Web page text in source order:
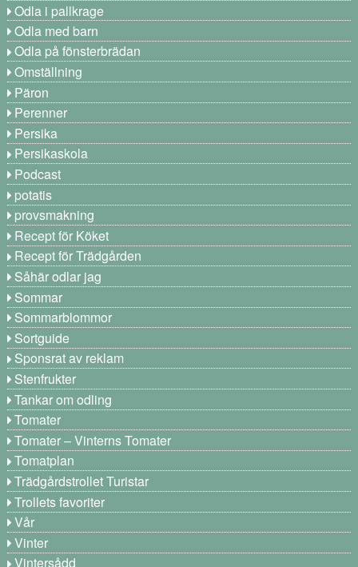
Odla i pallkrage
Odla med barn
Odla på fönsterbrädan
Omställning
Päron
Perenner
Persika
Persikaskola
Podcast
potatis
provsmakning
Recept för Köket
Recept för Trädgården
Såhär odlar jag
Sommar
Sommarblommor
Sortguide
Sponsrat av reklam
Stenfrukter
Tankar om odling
Tomater
Tomater – Vinterns Tomater
Tomatplan
Trädgårdstrollet Turistar
Trollets favoriter
Vår
Vinter
Vintersådd